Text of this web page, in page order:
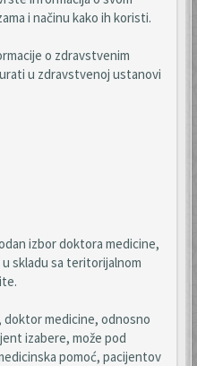
i načinu kako ih koristi.
o zdravstvenim
u zdravstvenoj ustanovi
izbor doktora medicine,
skladu sa teritorijalnom
doktor medicine, odnosno
izabere, može pod
pomoć, pacijentov